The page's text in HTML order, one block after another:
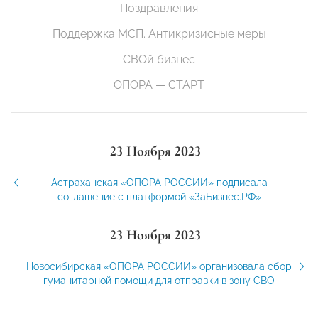
Поздравления
Поддержка МСП. Антикризисные меры
СВОй бизнес
ОПОРА — СТАРТ
23 Ноября 2023
Астраханская «ОПОРА РОССИИ» подписала
соглашение с платформой «ЗаБизнес.РФ»
23 Ноября 2023
Новосибирская «ОПОРА РОССИИ» организовала сбор
гуманитарной помощи для отправки в зону СВО